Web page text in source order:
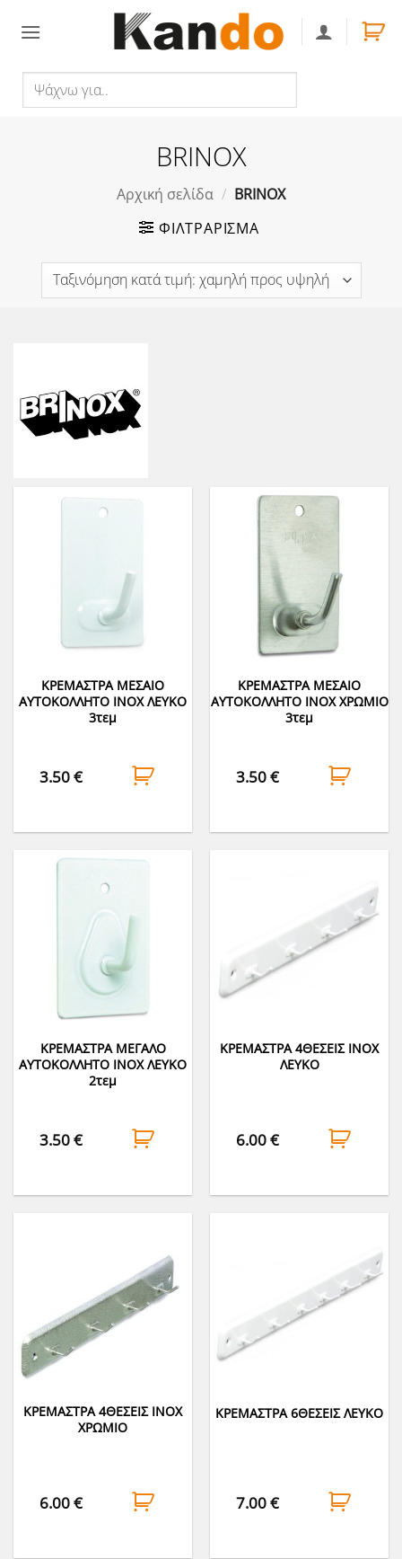
για..
BRINOX
Αρχική σελίδα / BRINOX
ΦΙΛΤΡΆΡΙΣΜΑ
ΚΡΕΜΑΣΤΡΑ ΜΕΣΑΙΟ
ΑΥΤΟΚΟΛΛΗΤΟ INOX ΛΕΥΚΟ
3τεμ
3.50€
ΚΡΕΜΑΣΤΡΑ ΜΕΣΑΙΟ
ΑΥΤΟΚΟΛΛΗΤΟ INOX ΧΡΩΜΙΟ
3τεμ
3.50€
ΚΡΕΜΑΣΤΡΑ ΜΕΓΑΛΟ
ΑΥΤΟΚΟΛΛΗΤΟ INOX ΛΕΥΚΟ
2τεμ
3.50€
ΚΡΕΜΑΣΤΡΑ 4ΘΕΣΕΙΣ INOX
ΛΕΥΚΟ
6.00€
ΚΡΕΜΑΣΤΡΑ 4ΘΕΣΕΙΣ INOX
ΧΡΩΜΙΟ
6.00€
ΚΡΕΜΑΣΤΡΑ 6ΘΕΣΕΙΣ ΛΕΥΚΟ
7.00€